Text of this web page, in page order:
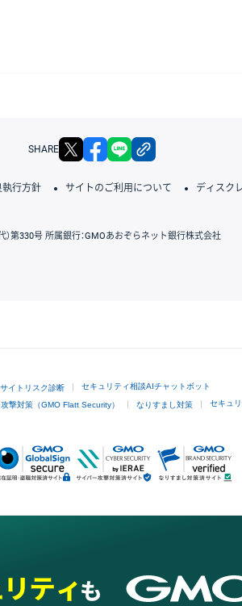
SHARE X facebook
執行方針 サイトのご利用について ディスク
第330号 所属銀行：GMOあおぞらネット銀行株式会社
イトリスク診断 セキュリティ相談AIチャットボット
撃対策（GMO Flatt Security） なりすまし対策 セキュ